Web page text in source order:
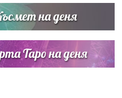
на деня
Таро на деня